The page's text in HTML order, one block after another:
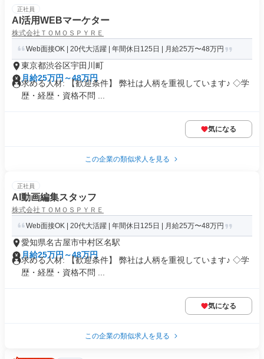
正社員
AI活用WEBマーケター
株式会社ＴＯＭＯＳＰＹＲＥ
Web面接OK | 20代大活躍 | 年間休日125日 | 月給25万〜48万円
東京都渋谷区宇田川町
月給25万円～48万円
求める人材: 【歓迎条件】 弊社は人柄を重視しています♪ ◇学
歴・経歴・資格不問 ...
気になる
この企業の類似求人を見る
正社員
AI動画編集スタッフ
株式会社ＴＯＭＯＳＰＹＲＥ
Web面接OK | 20代大活躍 | 年間休日125日 | 月給25万〜48万円
愛知県名古屋市中村区名駅
月給25万円～48万円
求める人材: 【歓迎条件】 弊社は人柄を重視しています♪ ◇学
歴・経歴・資格不問 ...
気になる
この企業の類似求人を見る